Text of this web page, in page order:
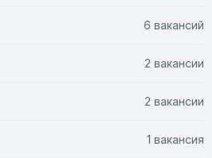
6 вакансий
2 вакансии
2 вакансии
1 вакансия